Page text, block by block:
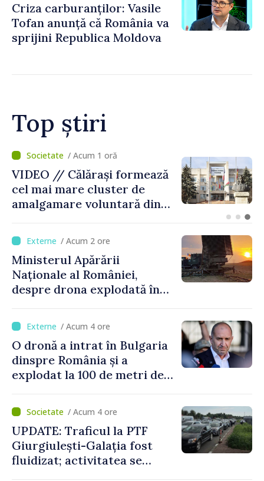
Criza carburanților: Vasile
Tofan anunță că România va
sprijini Republica Moldova
Top știri
/ Acum 1 oră
BTA: Tendința de scădere a
nivelului Dunării se menține,
iar situația hidrologică
/ Acum 2 ore
Ministerul Apărării
Naționale al României,
despre drona explodată în
nu au detectat niciun
vehicul aerian”
/ Acum 4 ore
O dronă a intrat în Bulgaria
dinspre România și a
explodat la 100 de metri de
/ Acum 4 ore
UPDATE: Traficul la PTF
Giurgiulești-Galația fost
fluidizat; activitatea se